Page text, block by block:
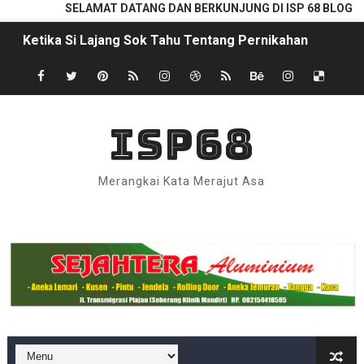
SELAMAT DATANG DAN BERKUNJUNG DI ISP 68 BLOG
Ketika Si Lajang Sok Tahu Tentang Pernikahan
Al Qur’an menurut Pandangan Muhammad Abduh
Interaktif | Kenapa Tuhan Tak Membiarkan Iblis Tetap
Apakah Iblis Juga Utusan Tuhan (?)
Perayaan Arba Musta'mir Juga Ada di Agama Sunda
Status Pekerjaan di Kolom E-KTP; Belum Spesifik
PAD Kotabaru Ternyata Cuma 10 Persen Dari APBD
ISP68
Merangkai Kata Merajut Asa